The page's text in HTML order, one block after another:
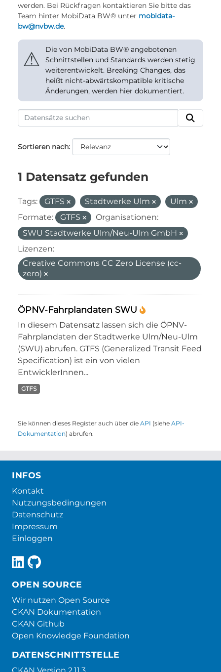
werden. Bei Rückfragen kontaktieren Sie bitte das
Team hinter MobiData BW® unter mobidata-
bw@nvbw.de.
⚠
Die von MobiData BW® angebotenen
Schnittstellen und Standards werden stetig
weiterentwickelt. Breaking Changes, das
heißt nicht-abwärtskompatible kritische
Änderungen, werden hier dokumentiert.
Sortieren nach
1 Datensatz gefunden
Tags: GTFS Stadtwerke Ulm
Ulm
Formate:
GTFS
Organisationen:
SWU Stadtwerke Ulm/Neu-Ulm GmbH
Lizenzen:
Creative Commons CC Zero License (cc-
zero)
ÖPNV-Fahrplandaten SWU
In diesem Datensatz lassen sich die ÖPNV-
Fahrplandaten der Stadtwerke Ulm/Neu-Ulm
(SWU) abrufen. GTFS (Generalized Transit Feed
Specification) ist ein von vielen
EntwicklerInnen...
GTFS
Sie können dieses Register auch über die API (siehe API-
Dokumentation) abrufen.
INFOS
Kontakt
Nutzungsbedingungen
Datenschutz
Impressum
Einloggen
OPEN SOURCE
Wir nutzen Open Source
CKAN Dokumentation
CKAN Github
Open Knowledge Foundation
DATENSCHNITTSTELLE